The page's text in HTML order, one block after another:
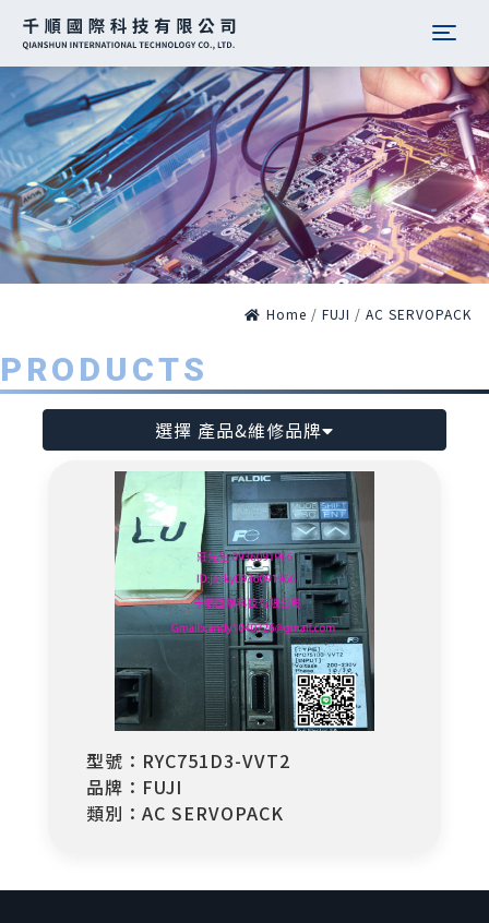
Home / FUJI / AC SERVOPACK
PRODUCTS
選擇 產品&維修品牌
型號：RYC751D3-VVT2
品牌：FUJI
類別：AC SERVOPACK